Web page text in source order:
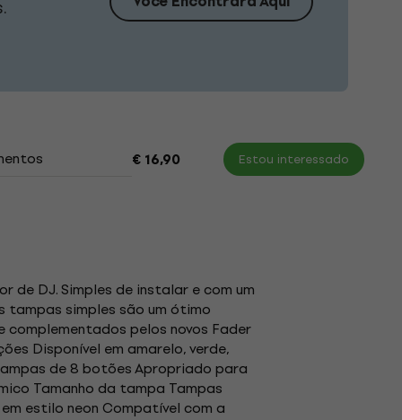
€ 16,90 Estou interessado
DJ. Simples de instalar e com um
tampas simples são um ótimo
pelos novos Fader
Disponível em amarelo, verde,
de 8 botões Apropriado para
Tamanho da tampa Tampas
estilo neon Compatível com a